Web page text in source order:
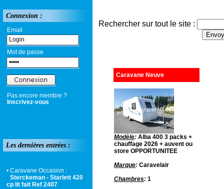
Connexion :
Email
Mot de passe
Pas encore membre ?
Inscrivez-vous
Les dernières entrées :
• Caravane Occasion :
Sterckeman - Starlett 420
cp lit fait Ref 2407
Rechercher sur tout le site :
Caravane Neuve
Modèle: Alba 400 3 packs +
chauffage 2026 + auvent ou
store OPPORTUNITEE
Marque: Caravelair
Chambres: 1